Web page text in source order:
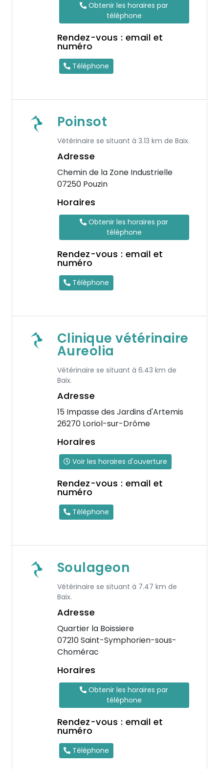
Obtenir les horaires par
téléphone
Rendez-vous : email et
numéro
Téléphone
Poinsot
Vétérinaire se situant à 3.13 km de Baix.
Adresse
Chemin de la Zone Industrielle
07250 Pouzin
Horaires
Obtenir les horaires par
téléphone
Rendez-vous : email et
numéro
Téléphone
Clinique vétérinaire
Aureolia
Vétérinaire se situant à 6.43 km de
Baix.
Adresse
15 Impasse des Jardins d'Artemis
26270 Loriol-sur-Drôme
Horaires
Voir les horaires d'ouverture
Rendez-vous : email et
numéro
Téléphone
Soulageon
Vétérinaire se situant à 7.47 km de
Baix.
Adresse
Quartier la Boissiere
07210 Saint-Symphorien-sous-
Chomérac
Horaires
Obtenir les horaires par
téléphone
Rendez-vous : email et
numéro
Téléphone